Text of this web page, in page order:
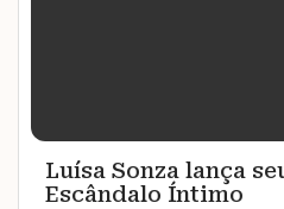
Luísa Sonza lança
Escândalo Íntimo